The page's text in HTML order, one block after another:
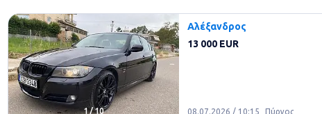
1/10
Αλέξανδρος
13 000 EUR
08.07.2026 / 10:15 Πύργος